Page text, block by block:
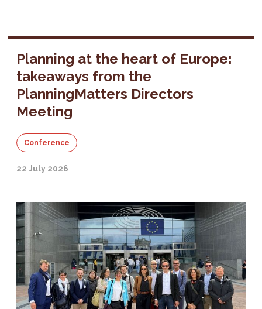
Planning at the heart of Europe:
takeaways from the
PlanningMatters Directors
Meeting
Conference
22 July 2026